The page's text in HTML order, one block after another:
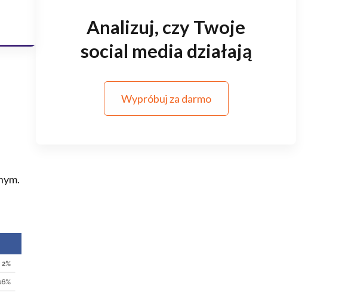
Analizuj, czy Twoje
social media działają
Wypróbuj za darmo